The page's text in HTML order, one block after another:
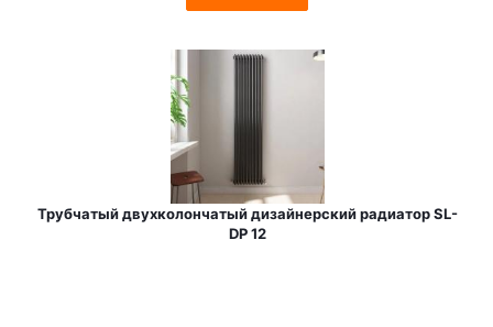
Трубчатый двухколончатый дизайнерский радиатор SL-
DP 12